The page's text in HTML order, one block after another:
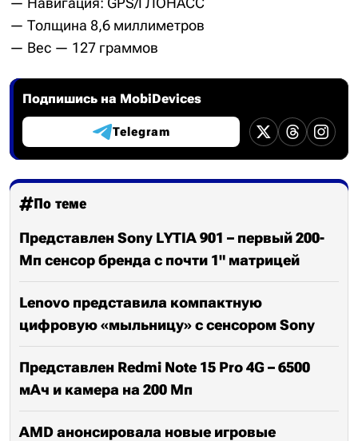
— Толщина 8,6 миллиметров
— Вес — 127 граммов
Подпишись на MobiDevices
Telegram
По теме
Представлен Sony LYTIA 901 – первый 200-
Мп сенсор бренда с почти 1" матрицей
Lenovo представила компактную
цифровую «мыльницу» с сенсором Sony
Представлен Redmi Note 15 Pro 4G – 6500
мАч и камера на 200 Мп
AMD анонсировала новые игровые